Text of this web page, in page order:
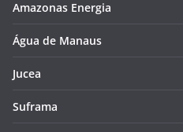
Amazonas Energia
Água de Manaus
Jucea
Suframa